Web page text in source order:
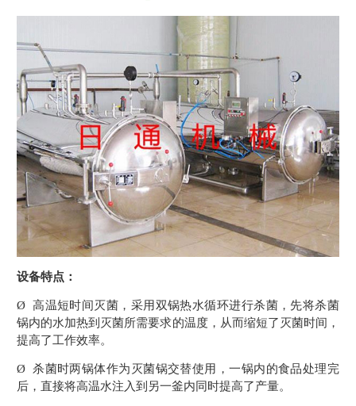
设备特点：
Ø 高温短时间灭菌，采用双锅热水循环进行杀菌，先将杀菌
锅内的水加热到灭菌所需要求的温度，从而缩短了灭菌时间，
提高了工作效率。
Ø 杀菌时两锅体作为灭菌锅交替使用，一锅内的食品处理完
后，直接将高温水注入到另一釜内同时提高了产量。